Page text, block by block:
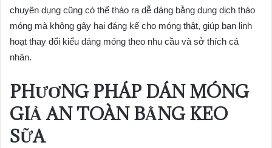
chuyên dụng cũng có thể tháo ra dễ dàng bằng dung dịch tháo
móng mà không gây hại đáng kể cho móng thật, giúp bạn linh
hoạt thay đổi kiểu dáng móng theo nhu cầu và sở thích cá
nhân.
PHƯƠNG PHÁP DÁN MÓNG
GIẢ AN TOÀN BẰNG KEO
SỮA